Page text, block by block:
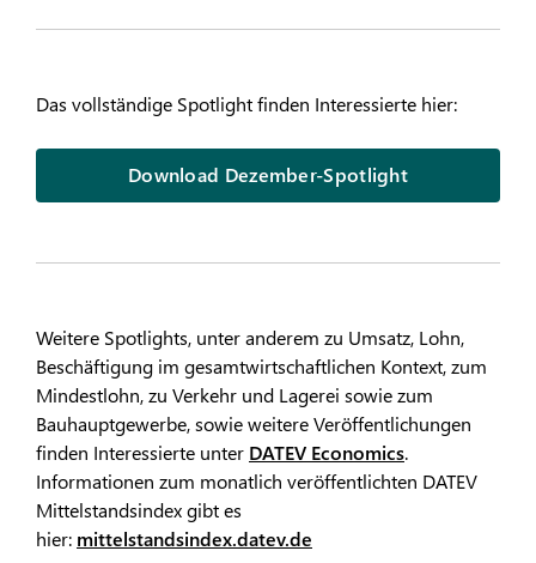
Das vollständige Spotlight finden Interessierte hier:
Download Dezember-Spotlight
Weitere Spotlights, unter anderem zu Umsatz, Lohn,
Beschäftigung im gesamtwirtschaftlichen Kontext, zum
Mindestlohn, zu Verkehr und Lagerei sowie zum
Bauhauptgewerbe, sowie weitere Veröffentlichungen
finden Interessierte unter DATEV Economics.
Informationen zum monatlich veröffentlichten DATEV
Mittelstandsindex gibt es
hier: mittelstandsindex.datev.de